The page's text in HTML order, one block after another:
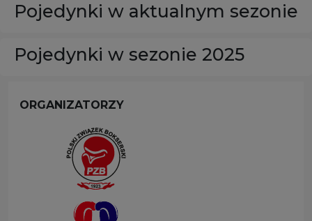
Pojedynki w aktualnym sezonie
Pojedynki w sezonie 2025
ORGANIZATORZY